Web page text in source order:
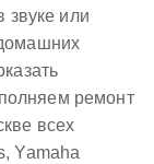
звуке или
ремонт
всех
Yamaha